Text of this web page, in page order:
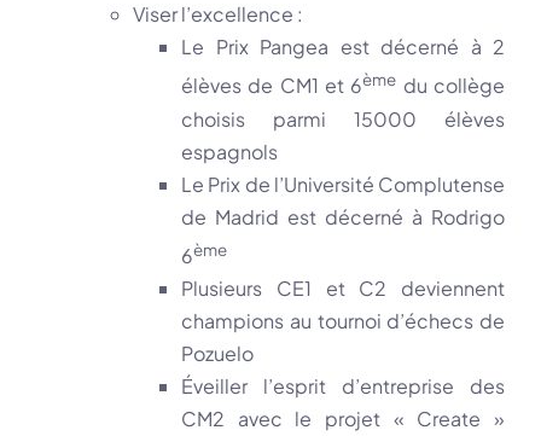
Viser l’excellence :
Le Prix Pangea est décerné à 2
élèves de CM1 et 6ème du collège
choisis parmi 15000 élèves
espagnols
Le Prix de l’Université Complutense
de Madrid est décerné à Rodrigo
6ème
Plusieurs CE1 et C2 deviennent
champions au tournoi d’échecs de
Pozuelo
Éveiller l’esprit d’entreprise des
CM2 avec le projet « Create »